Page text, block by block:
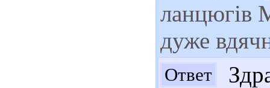
ланцюгів
дуже
Ответ